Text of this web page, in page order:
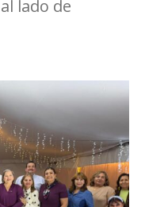
lado de